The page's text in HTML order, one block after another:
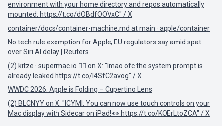
environment with your home directory and repos automatically
mounted: https://t.co/dOBdfOOVxC" / X
container/docs/container-machine.md at main · apple/container
No tech rule exemption for Apple, EU regulators say amid spat
over Siri AI delay | Reuters
(2) kitze · supermac.io 🐦‍🔥 on X: "lmao ofc the system prompt is
already leaked https://t.co/l4SfC2avog" / X
WWDC 2026: Apple is Folding – Cupertino Lens
(2) BLCNYY on X: "ICYMI: You can now use touch controls on your
Mac display with Sidecar on iPad! 👀 https://t.co/KOErLtoZCA" / X